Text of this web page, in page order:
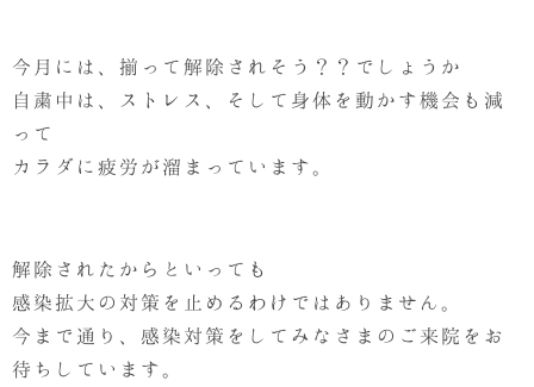
今月には、揃って解除されそう？？でしょうか
自粛中は、ストレス、そして身体を動かす機会も減
って
カラダに疲労が溜まっています。
解除されたからといっても
感染拡大の対策を止めるわけではありません。
今まで通り、感染対策をしてみなさまのご来院をお
待ちしています。